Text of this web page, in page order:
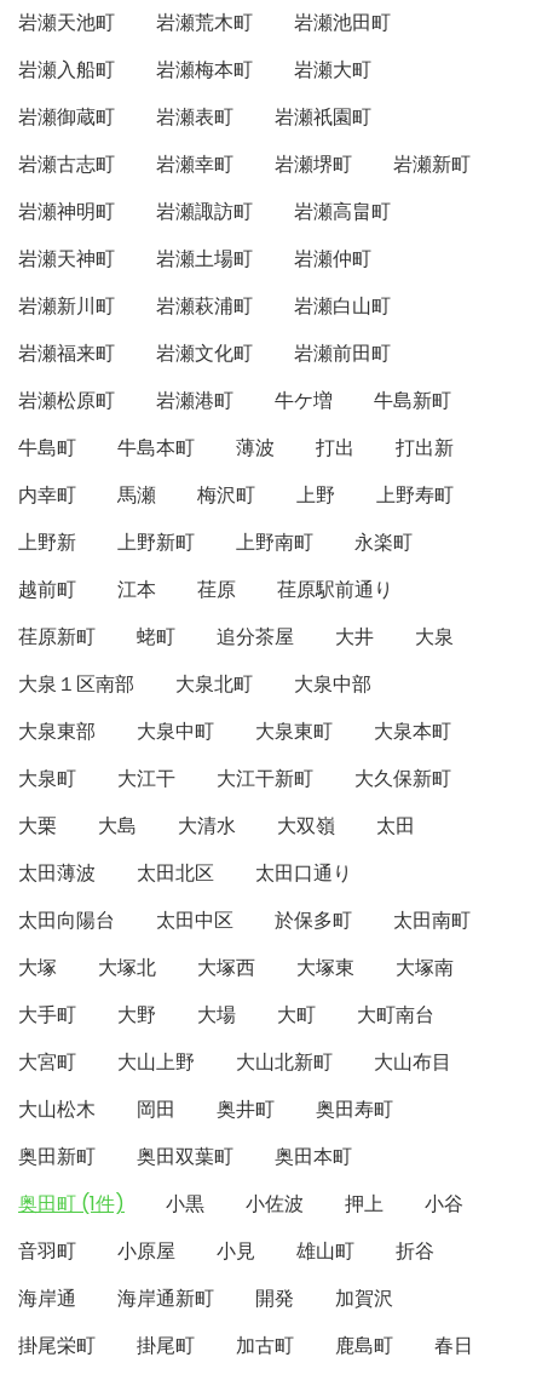
岩瀬天池町
岩瀬荒木町
岩瀬池田町
岩瀬入船町
岩瀬梅本町
岩瀬大町
岩瀬御蔵町
岩瀬表町
岩瀬祇園町
岩瀬古志町
岩瀬幸町 岩瀬堺町
岩瀬新町
岩瀬神明町
岩瀬諏訪町
岩瀬高畠町
岩瀬天神町
岩瀬土場町
岩瀬仲町
岩瀬新川町
岩瀬萩浦町
岩瀬白山町
岩瀬福来町
岩瀬文化町
岩瀬前田町
岩瀬松原町
岩瀬港町 牛ケ増
牛島新町
牛島町
牛島本町 薄波 打出
打出新
内幸町
馬瀬 梅沢町 上野
上野寿町
上野新
上野新町 上野南町
永楽町
越前町
江本 荏原
荏原駅前通り
荏原新町
蛯町 追分茶屋 大井
大泉
大泉１区南部
大泉北町
大泉中部
大泉東部
大泉中町 大泉東町
大泉本町
大泉町
大江干 大江干新町
大久保新町
大栗
大島 大清水 大双嶺
太田
太田薄波
太田北区
太田口通り
太田向陽台
太田中区 於保多町
太田南町
大塚
大塚北 大塚西 大塚東
大塚南
大手町
大野 大場 大町
大町南台
大宮町
大山上野 大山北新町
大山布目
大山松木
岡田 奥井町
奥田寿町
奥田新町
奥田双葉町
奥田本町
奥田町 (1件)
小黒 小佐波 押上
小谷
音羽町
小原屋 小見 雄山町
折谷
海岸通
海岸通新町 開発
加賀沢
掛尾栄町
掛尾町 加古町 鹿島町
春日